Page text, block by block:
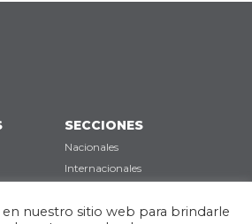
SECCIONES
Nacionales
Internacionales
Opinión
nuestro sitio web para brindarle